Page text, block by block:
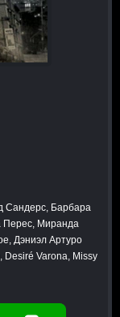
Сандерс, Барбара
Перес, Миранда
Дэниэл Артуро
Desiré Varona, Missy